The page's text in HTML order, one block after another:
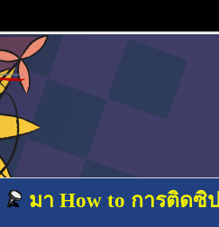
มา How to การติด